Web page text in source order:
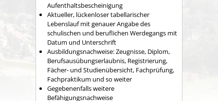
Aufenthaltsbescheinigung
Aktueller, lückenloser tabellarischer
Lebenslauf mit genauer Angabe des
schulischen und beruflichen Werdegangs mit
Datum und Unterschrift
Ausbildungsnachweise: Zeugnisse, Diplom,
Berufsausübungserlaubnis, Registrierung,
Fächer- und Studienübersicht, Fachprüfung,
Fachpraktikum und so weiter
Gegebenenfalls weitere
Befähigungsnachweise